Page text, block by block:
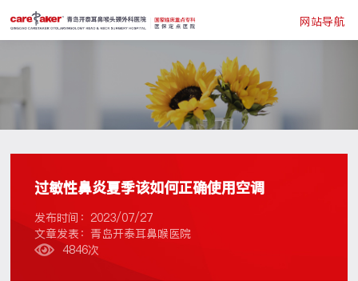
网站导航
过敏性鼻炎夏季该如何正确使用空调
发布时间：2023/07/27
文章发表：青岛开泰耳鼻喉医院
4846次